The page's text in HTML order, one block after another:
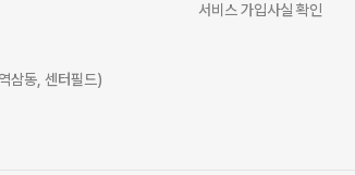
삼동, 센터필드)
서비스 가입사실 확인